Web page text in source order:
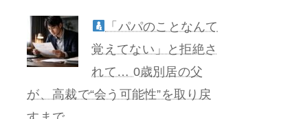
「パパのことなんて
覚えてない」と拒絶さ
れて… 0歳別居の父
が、高裁で“会う可能性”を取り戻